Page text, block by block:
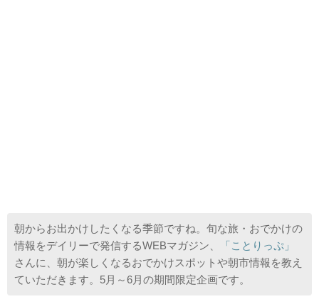
朝からお出かけしたくなる季節ですね。旬な旅・おでかけの
情報をデイリーで発信するWEBマガジン、
「ことりっぷ」
さんに、朝が楽しくなるおでかけスポットや朝市情報を教え
ていただきます。5月～6月の期間限定企画です。